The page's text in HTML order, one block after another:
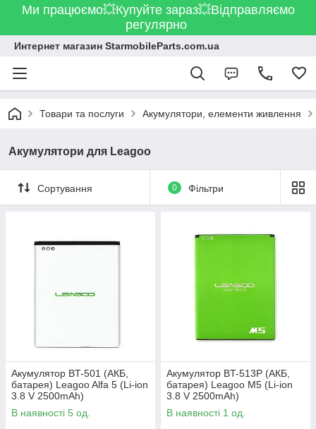
Ми працюємо💥Купуйте зараз💥Відправляємо
регулярно
Интернет магазин StarmobileParts.com.ua
Товари та послуги Акумулятори, елементи живлення
Акумулятори для Leagoo
Сортування 0 Фільтри
Акумулятор BT-501 (АКБ,
батарея) Leagoo Alfa 5 (Li-ion
3.8 V 2500mAh)
В наявності 5 од.
Акумулятор BT-513P (АКБ,
батарея) Leagoo M5 (Li-ion
3.8 V 2500mAh)
В наявності 1 од.